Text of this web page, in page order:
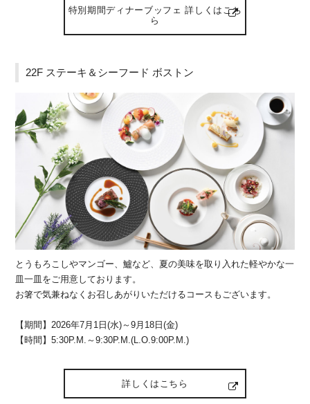
特別期間ディナーブッフェ 詳しくはこち
ら
22F ステーキ＆シーフード ボストン
とうもろこしやマンゴー、鱸など、夏の美味を取り入れた軽やかな一
皿一皿をご用意しております。
お箸で気兼ねなくお召しあがりいただけるコースもございます。
【期間】2026年7月1日(水)～9月18日(金)
【時間】5:30P.M.～9:30P.M.(L.O.9:00P.M.)
詳しくはこちら